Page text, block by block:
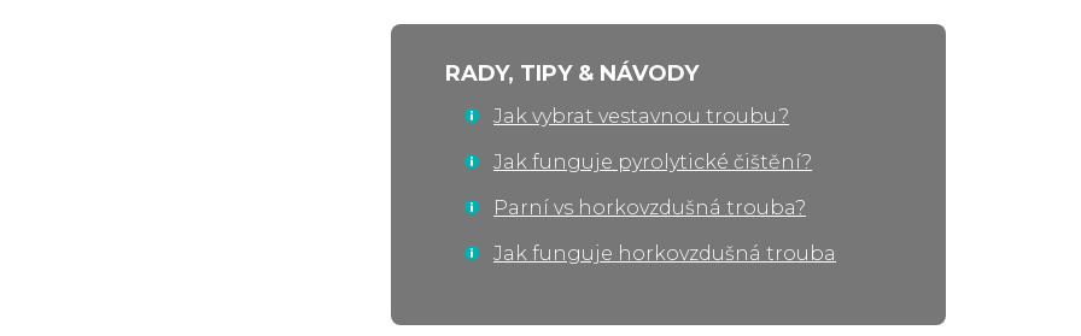
RADY, TIPY & NÁVODY
Jak vybrat vestavnou troubu?
Jak funguje pyrolytické čištění?
Parní vs horkovzdušná trouba?
Jak funguje horkovzdušná trouba